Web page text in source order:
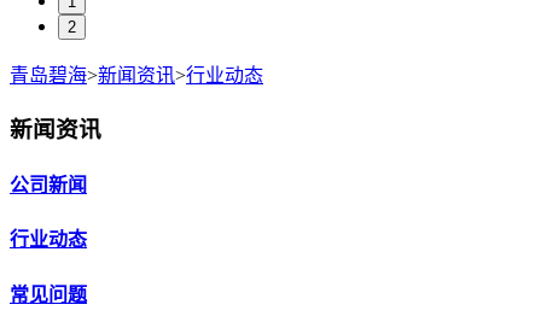
2
青岛碧海>新闻资讯>行业动态
新闻资讯
公司新闻
行业动态
常见问题